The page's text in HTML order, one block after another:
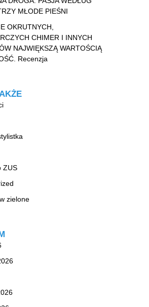
MŁODE PIEŚNI
OKRUTNYCH,
CHIMER I INNYCH
NAJWIĘKSZĄ WARTOŚCIĄ
Recenzja
ZUS
zielone